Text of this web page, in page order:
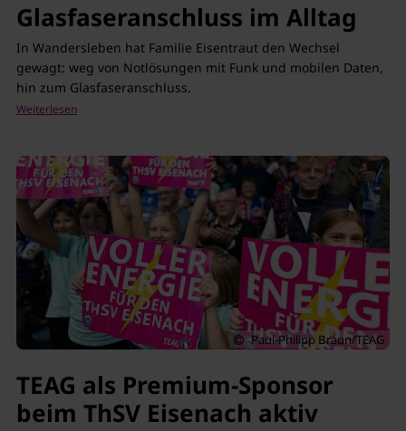
Glasfaseranschluss im Alltag
In Wandersleben hat Familie Eisentraut den Wechsel
gewagt: weg von Notlösungen mit Funk und mobilen Daten,
hin zum Glasfaseranschluss.
Paul-Philipp Braun/TEAG
TEAG als Premium-Sponsor
beim ThSV Eisenach aktiv